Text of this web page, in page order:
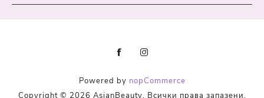
Powered by nopCommerce
Copyright © 2026 AsianBeauty. Всички права запазени.